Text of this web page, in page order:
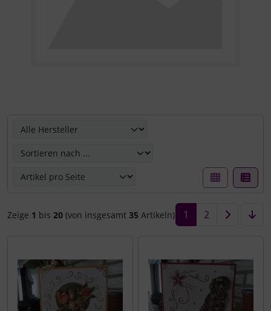
Zeige 1 bis 20 (von insgesamt35 Artikeln) 1 2